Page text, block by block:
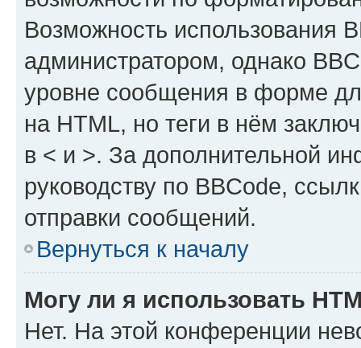
Возможность использования
администратором, однако
уровне сообщения в форме
на HTML, но теги в нём
в < и >. За дополнительной
руководству по BBCode,
отправки сообщений.
Вернуться к началу
Могу ли я использовать
Нет. На этой конференции